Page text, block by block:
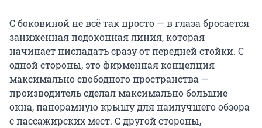
С боковиной не всё так просто — в глаза бросается
заниженная подоконная линия, которая
начинает ниспадать сразу от передней стойки. С
одной стороны, это фирменная концепция
максимально свободного пространства —
производитель сделал максимально большие
окна, панорамную крышу для наилучшего обзора
с пассажирских мест. С другой стороны,